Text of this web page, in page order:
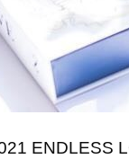
ENDLESS